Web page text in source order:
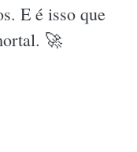
E é isso que
🚀